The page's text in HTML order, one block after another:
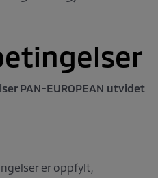
PAN-EUROPEAN utvidet
er oppfylt,